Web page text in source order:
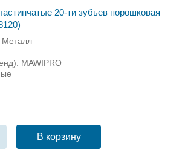
20-ти зубьев порошковая
Металл
MAWIPRO
В корзину